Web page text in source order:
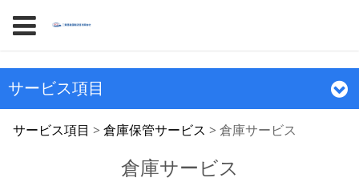
サービス項目
倉庫サービス
サービス項目 > 倉庫保管サービス > 倉庫サービス
倉庫サービス